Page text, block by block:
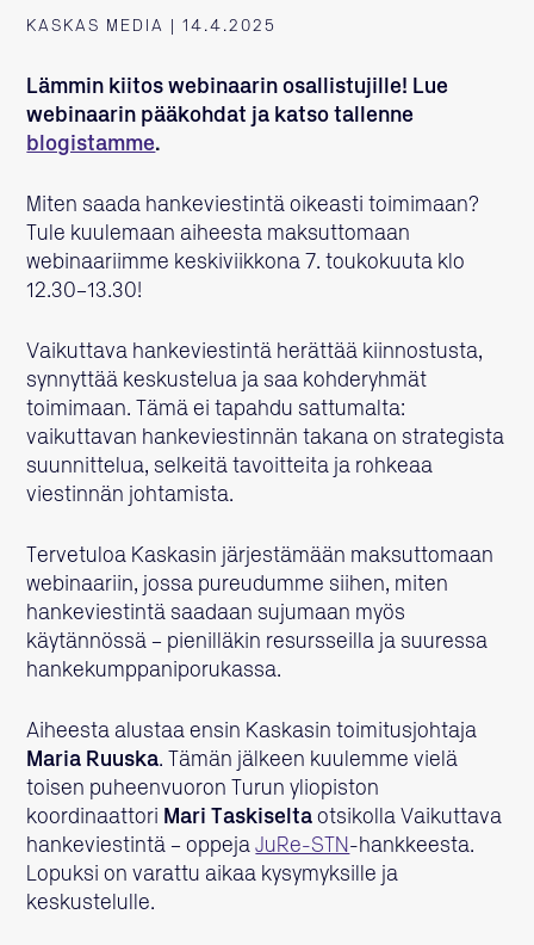
KASKAS MEDIA | 14.4.2025
Lämmin kiitos webinaarin osallistujille! Lue
webinaarin pääkohdat ja katso tallenne
blogistamme.
Miten saada hankeviestintä oikeasti toimimaan?
Tule kuulemaan aiheesta maksuttomaan
webinaariimme keskiviikkona 7. toukokuuta klo
12.30–13.30!
Vaikuttava hankeviestintä herättää kiinnostusta,
synnyttää keskustelua ja saa kohderyhmät
toimimaan. Tämä ei tapahdu sattumalta:
vaikuttavan hankeviestinnän takana on strategista
suunnittelua, selkeitä tavoitteita ja rohkeaa
viestinnän johtamista.
Tervetuloa Kaskasin järjestämään maksuttomaan
webinaariin, jossa pureudumme siihen, miten
hankeviestintä saadaan sujumaan myös
käytännössä – pienilläkin resursseilla ja suuressa
hankekumppaniporukassa.
Aiheesta alustaa ensin Kaskasin toimitusjohtaja
Maria Ruuska. Tämän jälkeen kuulemme vielä
toisen puheenvuoron Turun yliopiston
koordinaattori Mari Taskiselta otsikolla Vaikuttava
hankeviestintä – oppejaJuRe-STN-hankkeesta.
Lopuksi on varattu aikaa kysymyksille ja
keskustelulle.